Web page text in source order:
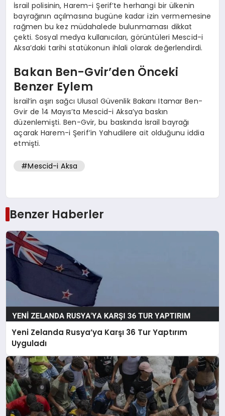
İsrail polisinin, Harem-i Şerif’te herhangi bir ülkenin
bayrağının açılmasına bugüne kadar izin vermemesine
rağmen bu kez müdahalede bulunmaması dikkat
çekti. Sosyal medya kullanıcıları, görüntüleri Mescid-i
Aksa’daki tarihi statükonun ihlali olarak değerlendirdi.
Bakan Ben-Gvir’den Önceki
Benzer Eylem
İsrail’in aşırı sağcı Ulusal Güvenlik Bakanı Itamar Ben-
Gvir de 14 Mayıs’ta Mescid-i Aksa’ya baskın
düzenlemişti. Ben-Gvir, bu baskında İsrail bayrağı
açarak Harem-i Şerif’in Yahudilere ait olduğunu iddia
etmişti.
#Mescid-i Aksa
Benzer Haberler
Yeni Zelanda Rusya’ya Karşı 36 Tur Yaptırım
Uyguladı